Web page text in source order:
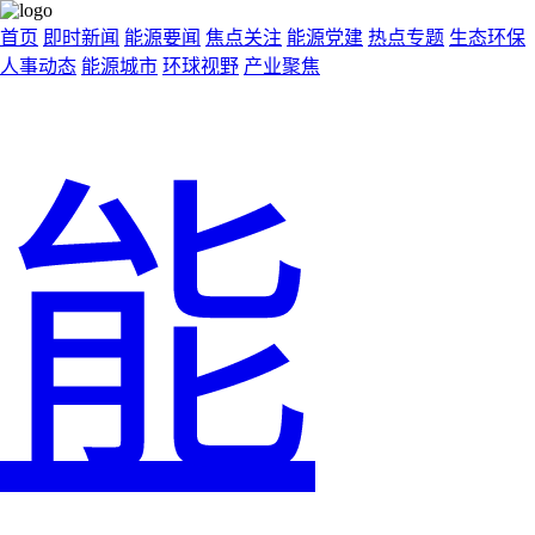
首页 即时新闻 能源要闻 焦点关注 能源党建 热点专题 生态环保
人事动态 能源城市 环球视野 产业聚焦
能